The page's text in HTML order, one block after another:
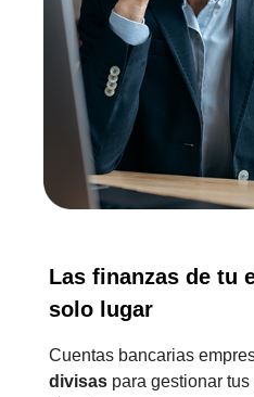
Las finanzas de tu
solo lugar
Cuentas bancarias
divisas para gestionar